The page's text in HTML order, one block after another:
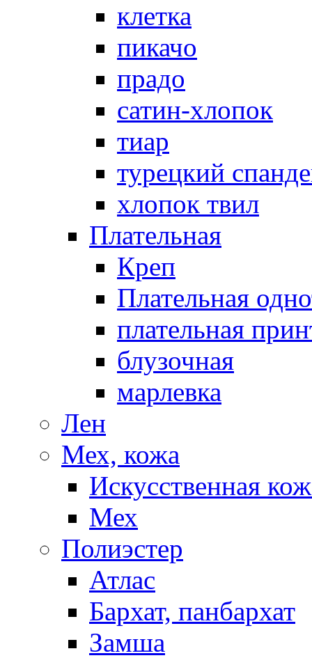
клетка
пикачо
прадо
сатин-хлопок
тиар
турецкий
хлопок твил
Плательная
Креп
Плательная
плательная
блузочная
марлевка
Лен
Мех, кожа
Искусственная
Мех
Полиэстер
Атлас
Бархат, панбархат
Замша